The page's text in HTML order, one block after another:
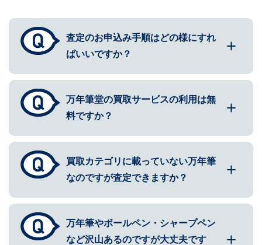
査定のお申込み手順はどの様にすれ
ばいいですか？
万年筆堂の買取サービスの利用は無
料ですか？
買取カテゴリに載っていない万年筆
なのですが査定できますか？
万年筆やボールペン・シャープペン
など沢山あるのですが大丈夫です